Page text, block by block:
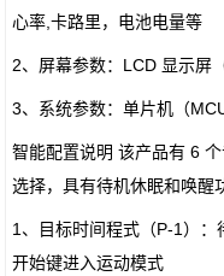
心率,卡路里，电池电量等
2、屏幕参数：LCD 显示屏
3、系统参数：单片机（
智能配置说明 该产品有 6
选择，具有待机休眠和唤醒
1、目标时间程式（P-1）
开始键进入运动模式